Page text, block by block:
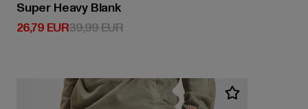
Super Heavy Blank
26,79 EUR
Derzeitiger Preis: 26,79 EUR
39,99 EURAktionspreis: 39,99 EUR